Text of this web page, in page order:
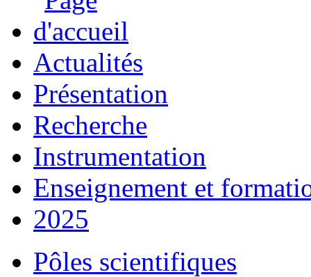
Actualités
Présentation
Recherche
Instrumentation
Enseignement et
2025
Pôles scientifiques